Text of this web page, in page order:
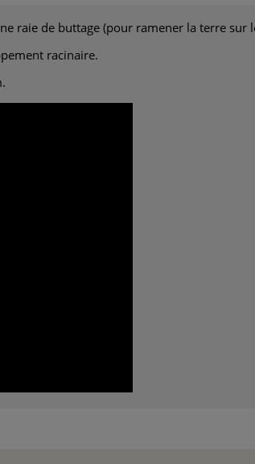
raie de buttage (pour ramener la terre sur
racinaire.